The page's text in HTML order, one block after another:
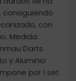
con
Medida:
Darts
y Aluminio
por 1 set